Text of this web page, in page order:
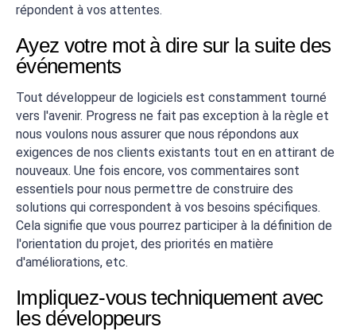
répondent à vos attentes.
Ayez votre mot à dire sur la suite des
événements
Tout développeur de logiciels est constamment tourné
vers l'avenir. Progress ne fait pas exception à la règle et
nous voulons nous assurer que nous répondons aux
exigences de nos clients existants tout en en attirant de
nouveaux. Une fois encore, vos commentaires sont
essentiels pour nous permettre de construire des
solutions qui correspondent à vos besoins spécifiques.
Cela signifie que vous pourrez participer à la définition de
l'orientation du projet, des priorités en matière
d'améliorations, etc.
Impliquez-vous techniquement avec
les développeurs